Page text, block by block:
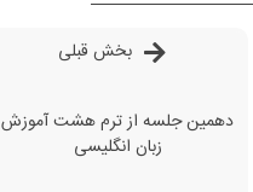
بخش قبلی
دهمین جلسه از ترم هشت آموزش
زبان انگلیسی